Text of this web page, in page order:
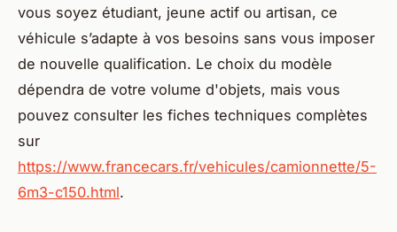
vous soyez étudiant, jeune actif ou artisan, ce
véhicule s’adapte à vos besoins sans vous imposer
de nouvelle qualification. Le choix du modèle
dépendra de votre volume d'objets, mais vous
pouvez consulter les fiches techniques complètes
sur
https://www.francecars.fr/vehicules/camionnette/5-
6m3-c150.html.